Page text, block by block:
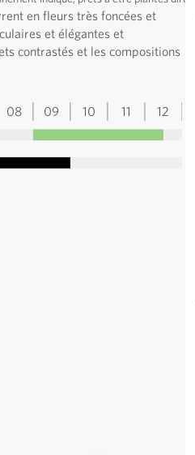
en fleurs très foncées et
et élégantes et
contrastés et les compositions
08 09 10 11 12